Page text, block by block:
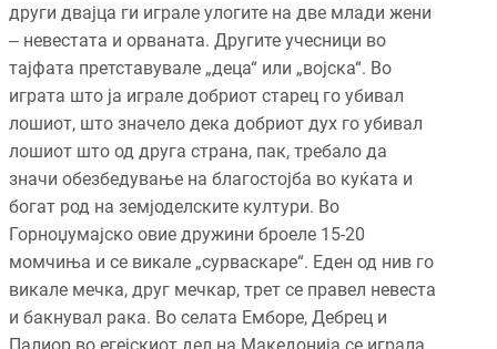
други двајца ги играле улогите на две млади жени
‒ невестата и орваната. Другите учесници во
тајфата претставувале „деца“ или „војска“. Во
играта што ја играле добриот старец го убивал
лошиот, што значело дека добриот дух го убивал
лошиот што од друга страна, пак, требало да
значи обезбедување на благостојба во куќата и
богат род на земјоделските култури. Во
Горноџумајско овие дружини броеле 15-20
момчиња и се викале „сурваскаре“. Еден од нив го
викале мечка, друг мечкар, трет се правел невеста
и бакнувал рака. Во селата Емборе, Дебрец и